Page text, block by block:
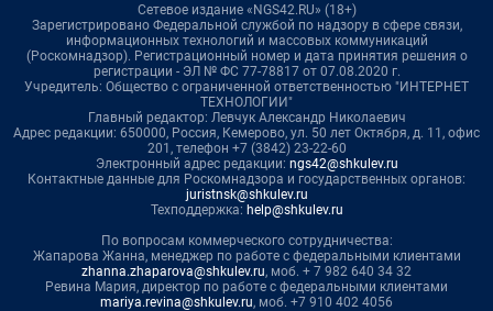
Сетевое издание «NGS42.RU» (18+)
Зарегистрировано Федеральной службой по надзору в сфере связи,
информационных технологий и массовых коммуникаций
(Роскомнадзор). Регистрационный номер и дата принятия решения о
регистрации - ЭЛ № ФС 77-78817 от 07.08.2020 г.
Учредитель: Общество с ограниченной ответственностью "ИНТЕРНЕТ
ТЕХНОЛОГИИ"
Главный редактор: Левчук Александр Николаевич
Адрес редакции: 650000, Россия, Кемерово, ул. 50 лет Октября, д. 11, офис
201, телефон +7 (3842) 23-22-60
Электронный адрес редакции: ngs42@shkulev.ru
Контактные данные для Роскомнадзора и государственных органов:
juristnsk@shkulev.ru
Техподдержка: help@shkulev.ru
По вопросам коммерческого сотрудничества:
Жапарова Жанна, менеджер по работе с федеральными клиентами
zhanna.zhaparova@shkulev.ru, моб. + 7 982 640 34 32
Ревина Мария, директор по работе с федеральными клиентами
mariya.revina@shkulev.ru, моб. +7 910 402 4056